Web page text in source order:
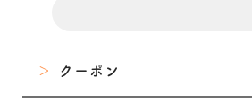
クーポン